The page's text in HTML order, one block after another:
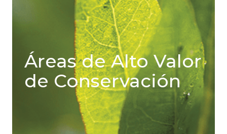
Áreas de Alto Valor
de Conservación